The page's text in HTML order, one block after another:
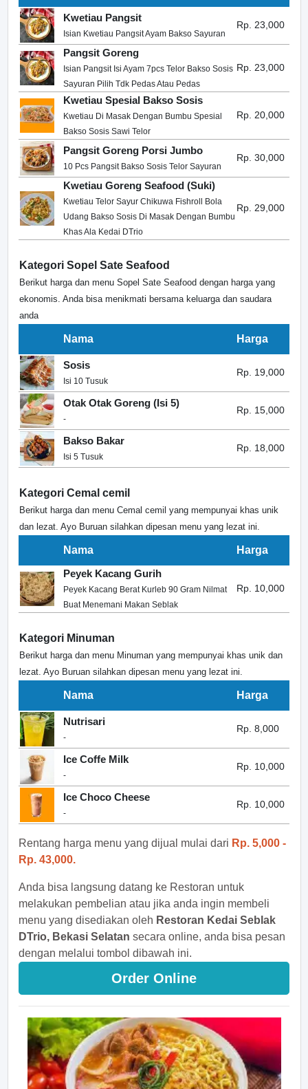
Kwetiau Pangsit
Isian Kwetiau Pangsit Ayam Bakso Sayuran
Rp. 23,000
Pangsit Goreng
Isian Pangsit Isi Ayam 7pcs Telor Bakso Sosis
Sayuran Pilih Tdk Pedas Atau Pedas
Rp. 23,000
Kwetiau Spesial Bakso Sosis
Kwetiau Di Masak Dengan Bumbu Spesial
Bakso Sosis Sawi Telor
Rp. 20,000
Pangsit Goreng Porsi Jumbo
10 Pcs Pangsit Bakso Sosis Telor Sayuran
Rp. 30,000
Kwetiau Goreng Seafood (Suki)
Kwetiau Telor Sayur Chikuwa Fishroll Bola
Udang Bakso Sosis Di Masak Dengan Bumbu
Khas Ala Kedai DTrio
Rp. 29,000
Kategori Sopel Sate Seafood
Berikut harga dan menu Sopel Sate Seafood dengan harga yang
ekonomis. Anda bisa menikmati bersama keluarga dan saudara
anda
Nama Harga
Sosis
Isi 10 Tusuk
Rp. 19,000
Otak Otak Goreng (Isi 5)
-
Rp. 15,000
Bakso Bakar
Isi 5 Tusuk
Rp. 18,000
Kategori Cemal cemil
Berikut harga dan menu Cemal cemil yang mempunyai khas unik
dan lezat. Ayo Buruan silahkan dipesan menu yang lezat ini.
Nama
Harga
Peyek Kacang Gurih
Peyek Kacang Berat Kurleb 90 Gram Nilmat
Buat Menemani Makan Seblak
Rp. 10,000
Kategori Minuman
Berikut harga dan menu Minuman yang mempunyai khas unik dan
lezat. Ayo Buruan silahkan dipesan menu yang lezat ini.
Nama Harga
Nutrisari
-
Rp. 8,000
Ice Coffe Milk
-
Rp. 10,000
Ice Choco Cheese
-
Rp. 10,000
Rentang harga menu yang dijual mulai dari Rp. 5,000 -
Rp. 43,000.
Anda bisa langsung datang ke Restoran untuk
melakukan pembelian atau jika anda ingin membeli
menu yang disediakan oleh Restoran Kedai Seblak
DTrio, Bekasi Selatan secara online, anda bisa pesan
dengan melalui tombol dibawah ini.
Order Online